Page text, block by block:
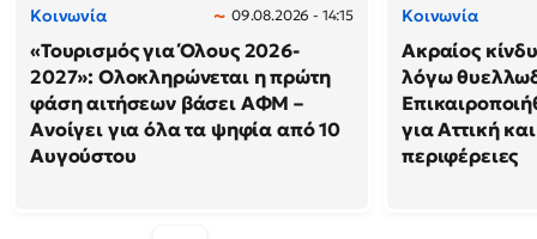
Κοινωνία 09.08.2026 - 14:15
«Τουρισμός για Όλους 2026-
2027»: Ολοκληρώνεται η πρώτη
φάση αιτήσεων βάσει ΑΦΜ –
Ανοίγει για όλα τα ψηφία από 10
Αυγούστου
Κοινωνία
Ακραίος
λόγω
για Αττική
περιφέρειες